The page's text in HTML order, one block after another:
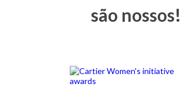
são nossos!